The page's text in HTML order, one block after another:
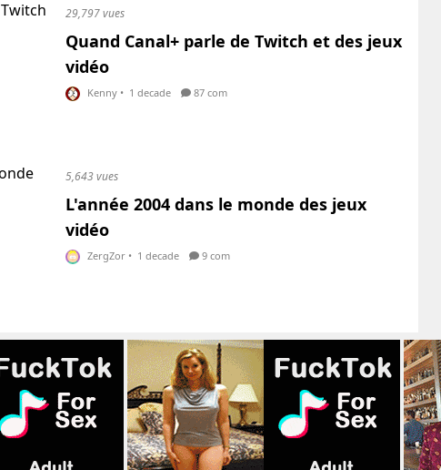
29,797 vues
Quand Canal+ parle de Twitch et des jeux
vidéo
Kenny • 1 decade 87 com
5,643 vues
L'année 2004 dans le monde des jeux
vidéo
ZergZor • 1 decade 9 com